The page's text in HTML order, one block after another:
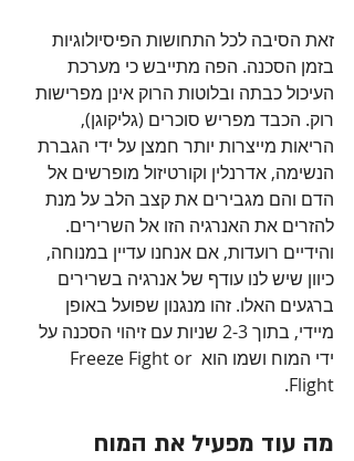
זאת הסיבה לכל התחושות הפיסיולוגיות
בזמן הסכנה. הפה מתייבש כי מערכת
העיכול כבתה ובלוטות הרוק אינן מפרישות
רוק. הכבד מפריש סוכרים (גליקוגן),
הריאות מייצרות יותר חמצן על ידי הגברת
הנשימה, אדרנלין וקורטיזול מופרשים אל
הדם והם מגבירים את קצב הלב על מנת
להזרים את האנרגיה הזו אל השרירים.
והידיים רועדות, אם אנחנו עדיין במנוחה,
כיוון שיש לנו עודף של אנרגיה בשרירים
ברגעים האלו. זהו מנגנון שפועל באופן
מיידי, בתוך 2-3 שניות עם זיהוי הסכנה על
ידי המוח ושמו הוא Freeze Fight or
Flight.
מה עוד מפעיל את המוח